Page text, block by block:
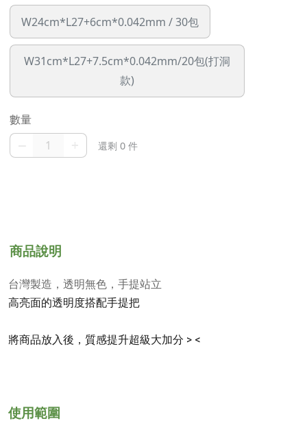
W24cm*L27+6cm*0.042mm / 30包
W31cm*L27+7.5cm*0.042mm/20包(打洞
款)
數量
還剩 0 件
商品說明
台灣製造，透明無色，手提站立
高亮面的透明度搭配手提把
將商品放入後，質感提升超級大加分 > <
使用範圍